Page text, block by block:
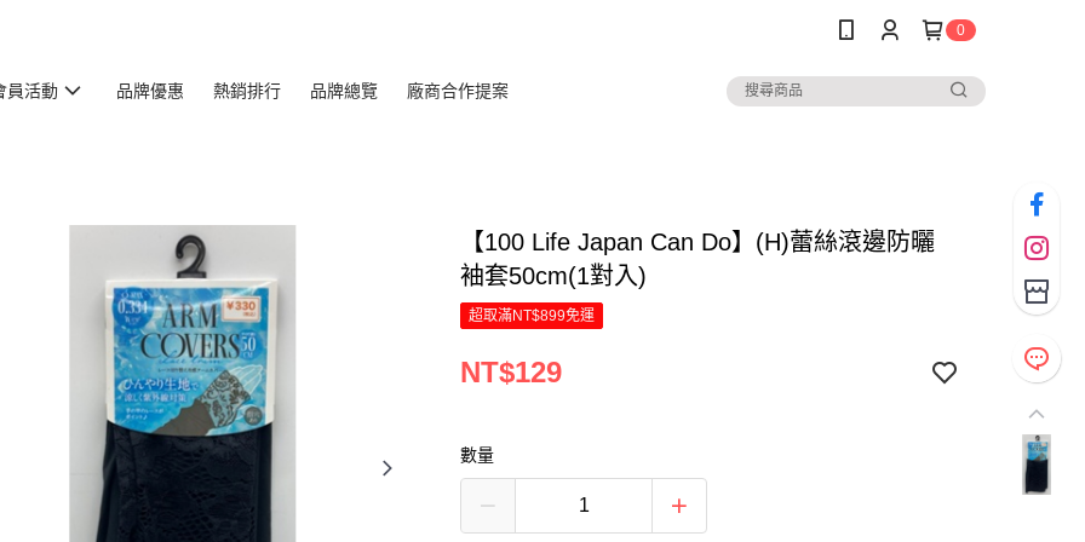
0
員活動 品牌優惠 熱銷排行 品牌總覽 廠商合作提案
【100 Life Japan Can Do】(H)蕾絲滾邊防曬
袖套50cm(1對入)
超取滿NT$899免運
NT$129
數量